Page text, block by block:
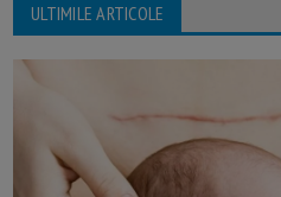
ULTIMILE ARTICOLE